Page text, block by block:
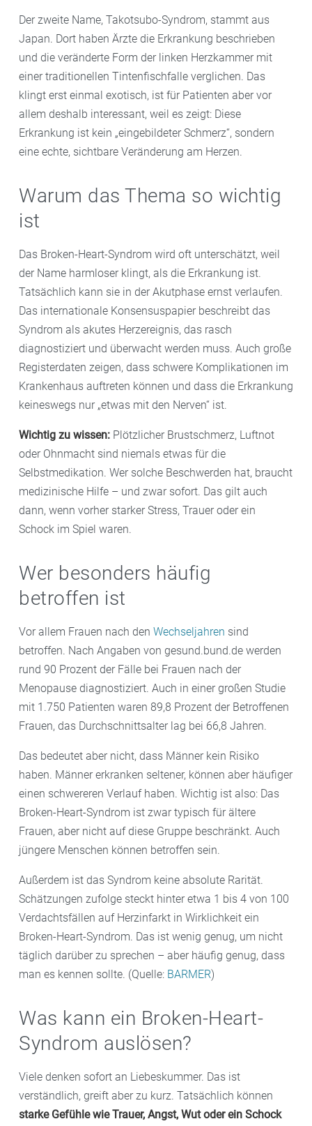
Der zweite Name, Takotsubo-Syndrom, stammt aus
Japan. Dort haben Ärzte die Erkrankung beschrieben
und die veränderte Form der linken Herzkammer mit
einer traditionellen Tintenfischfalle verglichen. Das
klingt erst einmal exotisch, ist für Patienten aber vor
allem deshalb interessant, weil es zeigt: Diese
Erkrankung ist kein „eingebildeter Schmerz“, sondern
eine echte, sichtbare Veränderung am Herzen.
Warum das Thema so wichtig
ist
Das Broken-Heart-Syndrom wird oft unterschätzt, weil
der Name harmloser klingt, als die Erkrankung ist.
Tatsächlich kann sie in der Akutphase ernst verlaufen.
Das internationale Konsensuspapier beschreibt das
Syndrom als akutes Herzereignis, das rasch
diagnostiziert und überwacht werden muss. Auch große
Registerdaten zeigen, dass schwere Komplikationen im
Krankenhaus auftreten können und dass die Erkrankung
keineswegs nur „etwas mit den Nerven“ ist.
Wichtig zu wissen: Plötzlicher Brustschmerz, Luftnot
oder Ohnmacht sind niemals etwas für die
Selbstmedikation. Wer solche Beschwerden hat, braucht
medizinische Hilfe – und zwar sofort. Das gilt auch
dann, wenn vorher starker Stress, Trauer oder ein
Schock im Spiel waren.
Wer besonders häufig
betroffen ist
Vor allem Frauen nach den Wechseljahren sind
betroffen. Nach Angaben von gesund.bund.de werden
rund 90 Prozent der Fälle bei Frauen nach der
Menopause diagnostiziert. Auch in einer großen Studie
mit 1.750 Patienten waren 89,8 Prozent der Betroffenen
Frauen, das Durchschnittsalter lag bei 66,8 Jahren.
Das bedeutet aber nicht, dass Männer kein Risiko
haben. Männer erkranken seltener, können aber häufiger
einen schwereren Verlauf haben. Wichtig ist also: Das
Broken-Heart-Syndrom ist zwar typisch für ältere
Frauen, aber nicht auf diese Gruppe beschränkt. Auch
jüngere Menschen können betroffen sein.
Außerdem ist das Syndrom keine absolute Rarität.
Schätzungen zufolge steckt hinter etwa 1 bis 4 von 100
Verdachtsfällen auf Herzinfarkt in Wirklichkeit ein
Broken-Heart-Syndrom. Das ist wenig genug, um nicht
täglich darüber zu sprechen – aber häufig genug, dass
man es kennen sollte. (Quelle: BARMER)
Was kann ein Broken-Heart-
Syndrom auslösen?
Viele denken sofort an Liebeskummer. Das ist
verständlich, greift aber zu kurz. Tatsächlich können
starke Gefühle wie Trauer, Angst, Wut oder ein Schock